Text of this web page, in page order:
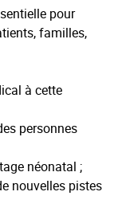
pour
familles,
à cette
personnes
néonatal ;
nouvelles pistes